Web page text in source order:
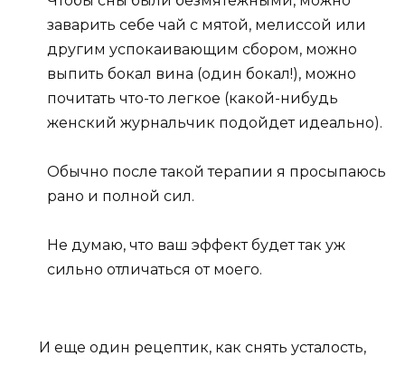
заварить себе чай с мятой, мелиссой или
другим успокаивающим сбором, можно
выпить бокал вина (один бокал!), можно
почитать что-то легкое (какой-нибудь
женский журнальчик подойдет идеально).
Обычно после такой терапии я просыпаюсь
рано и полной сил.
Не думаю, что ваш эффект будет так уж
сильно отличаться от моего.
И еще один рецептик, как снять усталость,